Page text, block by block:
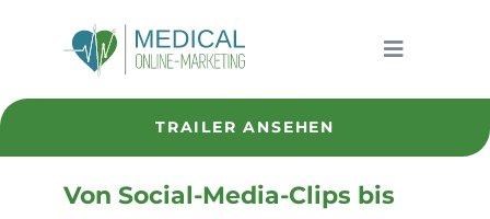
Toggle
Medical Online Marketing
Referenzen
TRAILER ANSEHEN
Von Social-Media-Clips bis